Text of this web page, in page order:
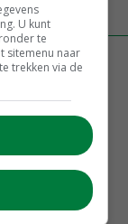
U kunt
te
sitemenu naar
trekken via de